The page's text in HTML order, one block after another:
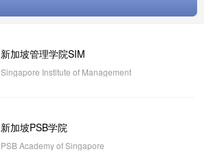
新加坡管理学院SIM
Singapore Institute of Management
新加坡PSB学院
PSB Academy of Singapore